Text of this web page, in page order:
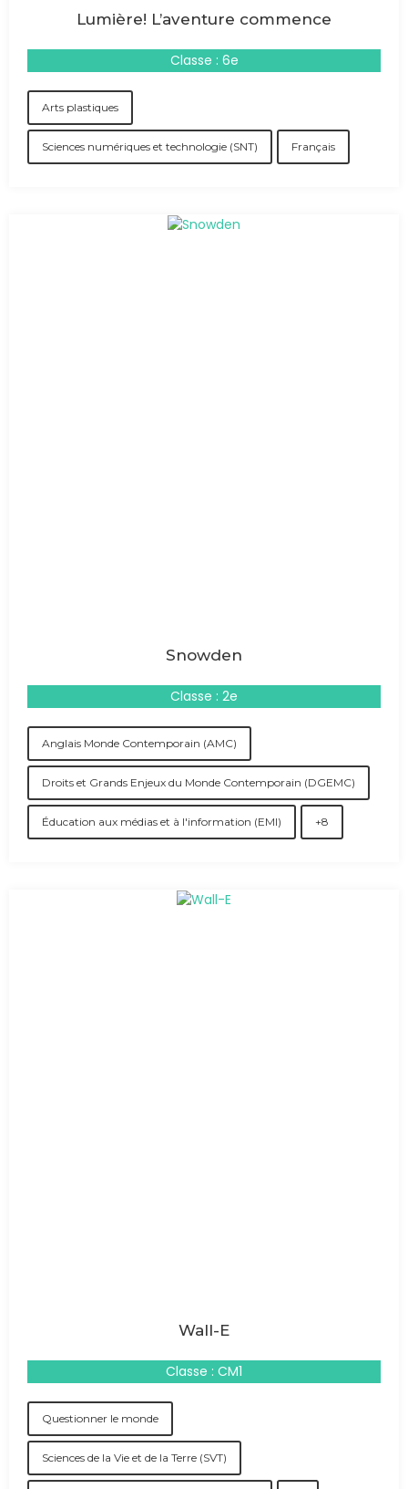
Lumière! L’aventure commence
Classe : 6e
Arts plastiques
Sciences numériques et technologie (SNT) Français
Snowden
Classe : 2e
Anglais Monde Contemporain (AMC)
Droits et Grands Enjeux du Monde Contemporain (DGEMC)
Éducation aux médias et à l'information (EMI) +8
Wall-E
Classe : CM1
Questionner le monde
Sciences de la Vie et de la Terre (SVT)